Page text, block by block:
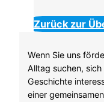
Zurück zur
Wenn Sie uns
Alltag suchen,
Geschichte
einer